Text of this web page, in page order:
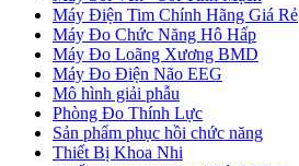
Máy Điện Tim Chính Hãng Giá Rẻ
Máy Đo Chức Năng Hô Hấp
Máy Đo Loãng Xương BMD
Máy Đo Điện Não EEG
Mô hình giải phẫu
Phòng Đo Thính Lực
Sản phẩm phục hồi chức năng
Thiết Bị Khoa Nhi